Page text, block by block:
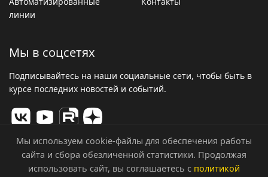
линии
Мы в соцсетях
Подписывайтесь на наши социальные сети, чтобы быть в
курсе последних новостей и событий.
© 2026 ООО «Центр Ультразвуковых Технологий». Все
права защищены.
Мы используем cookie-файлы для обеспечения работы
сайта и сбора обезличенной статистики. Продолжая
использовать сайт, вы соглашаетесь с политикой